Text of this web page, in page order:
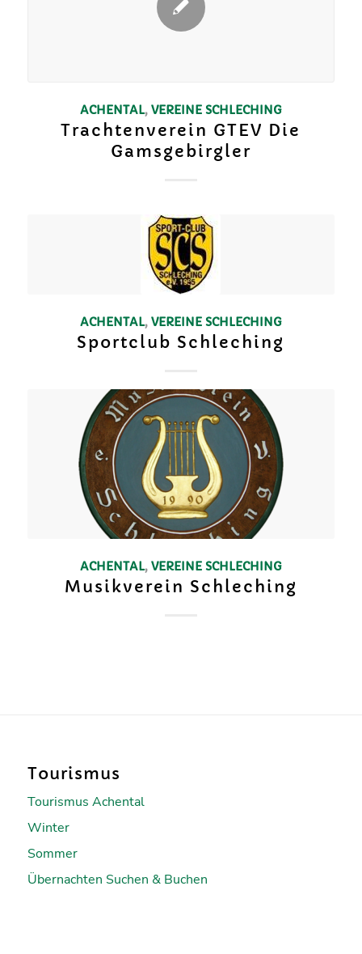
ACHENTAL,VEREINE SCHLECHING
Trachtenverein GTEV Die
Gamsgebirgler
ACHENTAL,VEREINE SCHLECHING
Sportclub Schleching
ACHENTAL,VEREINE SCHLECHING
Musikverein Schleching
Tourismus
Tourismus Achental
Winter
Sommer
Übernachten Suchen & Buchen